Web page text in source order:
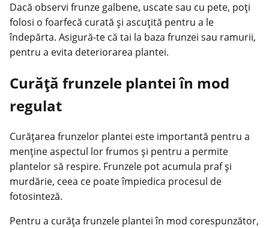
Dacă observi frunze galbene, uscate sau cu pete, poți
folosi o foarfecă curată și ascuțită pentru a le
îndepărta. Asigură-te că tai la baza frunzei sau ramurii,
pentru a evita deteriorarea plantei.
Curăță frunzele plantei în mod
regulat
Curățarea frunzelor plantei este importantă pentru a
menține aspectul lor frumos și pentru a permite
plantelor să respire. Frunzele pot acumula praf și
murdărie, ceea ce poate împiedica procesul de
fotosinteză.
Pentru a curăța frunzele plantei în mod corespunzător,